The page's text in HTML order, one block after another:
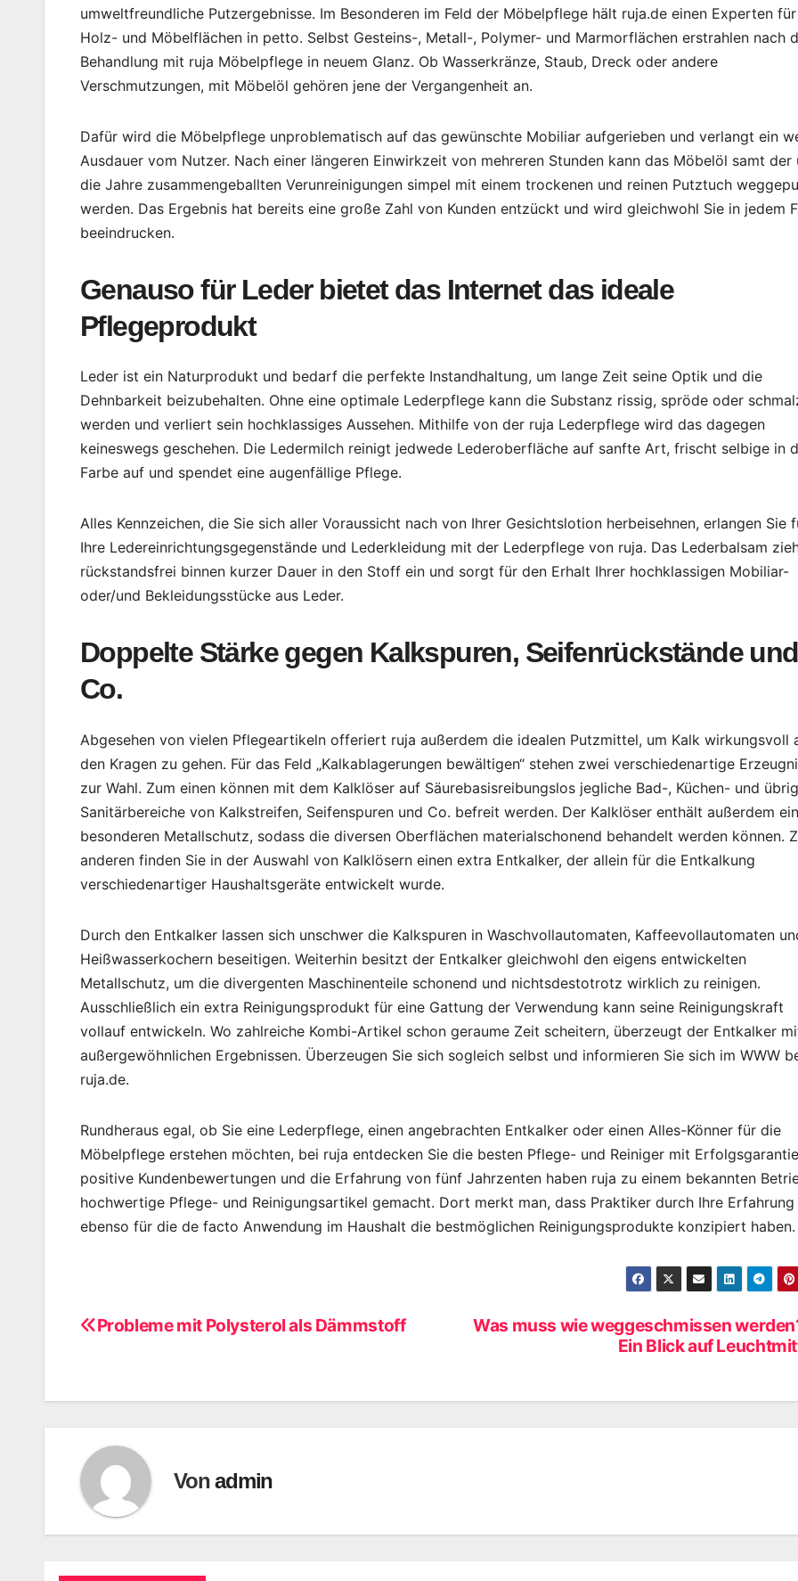
umweltfreundliche Putzergebnisse. Im Besonderen im Feld der Möbelpflege hält ruja.de einen Experten
Holz- und Möbelflächen in petto. Selbst Gesteins-, Metall-, Polymer- und Marmorflächen erstrahlen nach
Behandlung mit ruja Möbelpflege in neuem Glanz. Ob Wasserkränze, Staub, Dreck oder andere
Verschmutzungen, mit Möbelöl gehören jene der Vergangenheit an.
Dafür wird die Möbelpflege unproblematisch auf das gewünschte Mobiliar aufgerieben und verlangt ein
Ausdauer vom Nutzer. Nach einer längeren Einwirkzeit von mehreren Stunden kann das Möbelöl samt der
die Jahre zusammengeballten Verunreinigungen simpel mit einem trockenen und reinen Putztuch
werden. Das Ergebnis hat bereits eine große Zahl von Kunden entzückt und wird gleichwohl Sie in jedem
beeindrucken.
Genauso für Leder bietet das Internet das ideale
Pflegeprodukt
Leder ist ein Naturprodukt und bedarf die perfekte Instandhaltung, um lange Zeit seine Optik und die
Dehnbarkeit beizubehalten. Ohne eine optimale Lederpflege kann die Substanz rissig, spröde oder
werden und verliert sein hochklassiges Aussehen. Mithilfe von der ruja Lederpflege wird das dagegen
keineswegs geschehen. Die Ledermilch reinigt jedwede Lederoberfläche auf sanfte Art, frischt selbige in
Farbe auf und spendet eine augenfällige Pflege.
Alles Kennzeichen, die Sie sich aller Voraussicht nach von Ihrer Gesichtslotion herbeisehnen, erlangen Sie
Ihre Ledereinrichtungsgegenstände und Lederkleidung mit der Lederpflege von ruja. Das Lederbalsam
rückstandsfrei binnen kurzer Dauer in den Stoff ein und sorgt für den Erhalt Ihrer hochklassigen Mobiliar-
oder/und Bekleidungsstücke aus Leder.
Doppelte Stärke gegen Kalkspuren, Seifenrückstände und
Co.
Abgesehen von vielen Pflegeartikeln offeriert ruja außerdem die idealen Putzmittel, um Kalk wirkungsvoll
den Kragen zu gehen. Für das Feld „Kalkablagerungen bewältigen“ stehen zwei verschiedenartige
zur Wahl. Zum einen können mit dem Kalklöser auf Säurebasisreibungslos jegliche Bad-, Küchen- und
Sanitärbereiche von Kalkstreifen, Seifenspuren und Co. befreit werden. Der Kalklöser enthält außerdem
besonderen Metallschutz, sodass die diversen Oberflächen materialschonend behandelt werden können.
anderen finden Sie in der Auswahl von Kalklösern einen extra Entkalker, der allein für die Entkalkung
verschiedenartiger Haushaltsgeräte entwickelt wurde.
Durch den Entkalker lassen sich unschwer die Kalkspuren in Waschvollautomaten, Kaffeevollautomaten
Heißwasserkochern beseitigen. Weiterhin besitzt der Entkalker gleichwohl den eigens entwickelten
Metallschutz, um die divergenten Maschinenteile schonend und nichtsdestotrotz wirklich zu reinigen.
Ausschließlich ein extra Reinigungsprodukt für eine Gattung der Verwendung kann seine Reinigungskraft
vollauf entwickeln. Wo zahlreiche Kombi-Artikel schon geraume Zeit scheitern, überzeugt der Entkalker
außergewöhnlichen Ergebnissen. Überzeugen Sie sich sogleich selbst und informieren Sie sich im WWW
ruja.de.
Rundheraus egal, ob Sie eine Lederpflege, einen angebrachten Entkalker oder einen Alles-Könner für die
Möbelpflege erstehen möchten, bei ruja entdecken Sie die besten Pflege- und Reiniger mit
positive Kundenbewertungen und die Erfahrung von fünf Jahrzenten haben ruja zu einem bekannten
hochwertige Pflege- und Reinigungsartikel gemacht. Dort merkt man, dass Praktiker durch Ihre Erfahrung
ebenso für die de facto Anwendung im Haushalt die bestmöglichen Reinigungsprodukte konzipiert haben.
Beitragsnavigation
Was muss wie weggeschmissen
Ein Blick auf
Probleme mit Polysterol als Dämmstoff
Vonadmin